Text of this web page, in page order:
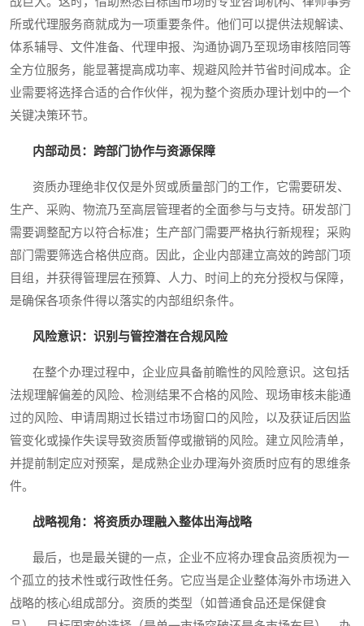
所或代理服务商就成为一项重要条件。他们可以提供法规解读、
体系辅导、文件准备、代理申报、沟通协调乃至现场审核陪同等
全方位服务，能显著提高成功率、规避风险并节省时间成本。企
业需要将选择合适的合作伙伴，视为整个资质办理计划中的一个
关键决策环节。
内部动员：跨部门协作与资源保障
资质办理绝非仅仅是外贸或质量部门的工作，它需要研发、
生产、采购、物流乃至高层管理者的全面参与与支持。研发部门
需要调整配方以符合标准；生产部门需要严格执行新规程；采购
部门需要筛选合格供应商。因此，企业内部建立高效的跨部门项
目组，并获得管理层在预算、人力、时间上的充分授权与保障，
是确保各项条件得以落实的内部组织条件。
风险意识：识别与管控潜在合规风险
在整个办理过程中，企业应具备前瞻性的风险意识。这包括
法规理解偏差的风险、检测结果不合格的风险、现场审核未能通
过的风险、申请周期过长错过市场窗口的风险，以及获证后因监
管变化或操作失误导致资质暂停或撤销的风险。建立风险清单，
并提前制定应对预案，是成熟企业办理海外资质时应有的思维条
件。
战略视角：将资质办理融入整体出海战略
最后，也是最关键的一点，企业不应将办理食品资质视为一
个孤立的技术性或行政性任务。它应当是企业整体海外市场进入
战略的核心组成部分。资质的类型（如普通食品还是保健食